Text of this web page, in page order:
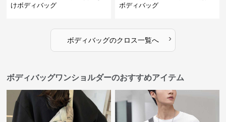
けボディバッグ
ボディバッグ
ボディバッグのクロス一覧へ ›
ボディバッグワンショルダーのおすすめアイテム